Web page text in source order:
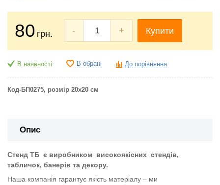
80 грн. - + Купити
В наявності В обрані До порівняння
Код-БП0275, розмір 20х20 см
Опис
Стенд ТБ є виробником високоякісних стендів,
табличок, банерів та декору.
Наша компанія гарантує якість матеріалу – ми